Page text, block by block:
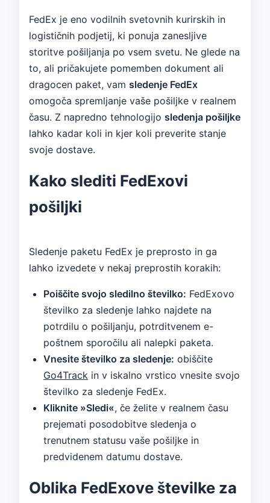
FedEx je eno vodilnih svetovnih kurirskih in
logističnih podjetij, ki ponuja zanesljive
storitve pošiljanja po vsem svetu. Ne glede na
to, ali pričakujete pomemben dokument ali
dragocen paket, vam sledenje FedEx
omogoča spremljanje vaše pošiljke v realnem
času. Z napredno tehnologijo sledenja pošiljke
lahko kadar koli in kjer koli preverite stanje
svoje dostave.
Kako slediti FedExovi
pošiljki
Sledenje paketu FedEx je preprosto in ga
lahko izvedete v nekaj preprostih korakih:
Poiščite svojo sledilno številko: FedExovo
številko za sledenje lahko najdete na
potrdilu o pošiljanju, potrditvenem e-
poštnem sporočilu ali nalepki paketa.
Vnesite številko za sledenje: obiščite
Go4Track in v iskalno vrstico vnesite svojo
številko za sledenje FedEx.
Kliknite »Sledi«, če želite v realnem času
prejemati posodobitve sledenja o
trenutnem statusu vaše pošiljke in
predvidenem datumu dostave.
Oblika FedExove številke za